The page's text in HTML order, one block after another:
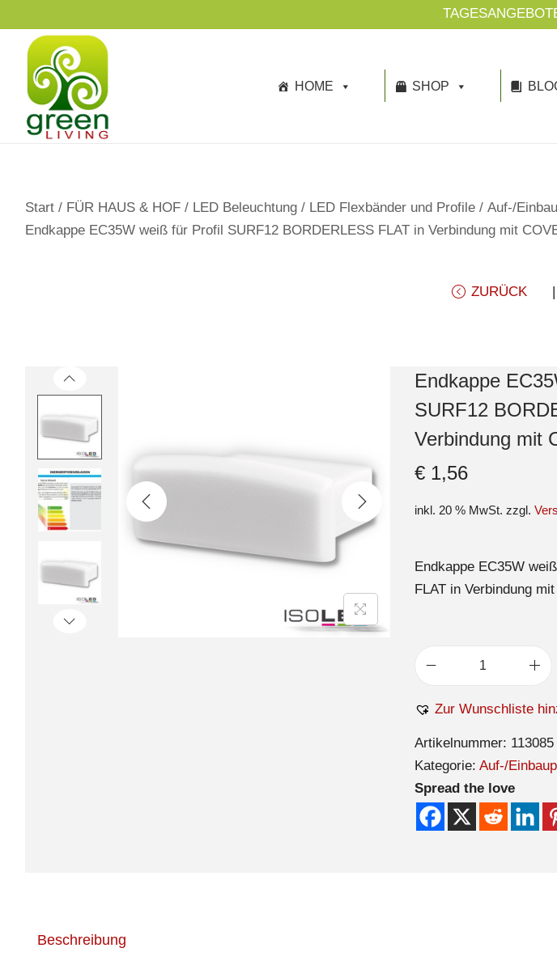
p
HOME SHOP
Start / FÜR HAUS & HOF / LED Beleuchtung / LED Flexbänder und Profile / Auf-/
Endkappe EC35W weiß für Profil SURF12 BORDERLESS FLAT in Verbindung mit
ZURÜCK
Endkappe
SURF12
Verbindung mit
€1,56
inkl. 20 % MwSt. zzgl.
Endkappe EC35W
FLAT in Verbindung
Zur Wunschliste
Artikelnummer: 113085
Kategorie: Auf-/
Spread the love
Beschreibung